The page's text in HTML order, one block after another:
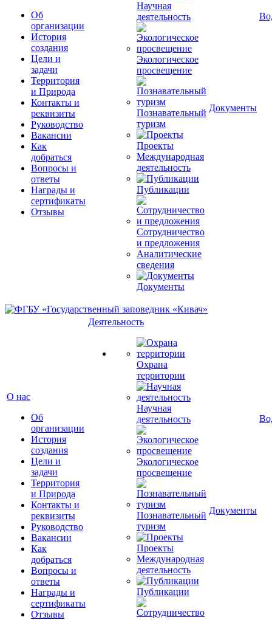
Об
организации
История
создания
Цели и
задачи
Территория
и Природа
Контакты и
реквизиты
Руководство
Вакансии
Как
добраться
Вопросы и
ответы
Награды и
сертификаты
Отзывы
Научная
деятельность
Экологическое
просвещение
Познавательный
туризм
Проекты
Международная
деятельность
Публикации
Сотрудничество
и предложения
Аналитические
сведения
Документы
Документы
О нас
Об
организации
История
создания
Цели и
задачи
Территория
и Природа
Контакты и
реквизиты
Руководство
Вакансии
Как
добраться
Вопросы и
ответы
Награды и
сертификаты
Отзывы
Деятельность
Охрана
территории
Научная
деятельность
Экологическое
просвещение
Познавательный
туризм
Проекты
Международная
деятельность
Публикации
Документы